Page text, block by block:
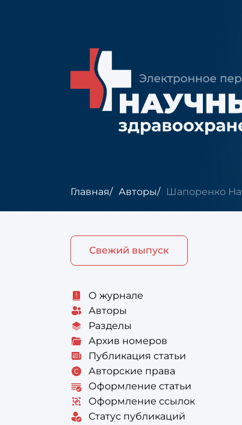
Главная Авторы Шапоренко
Свежий выпуск
О журнале
Авторы
Разделы
Архив номеров
Публикация статьи
Авторские права
Оформление статьи
Оформление ссылок
Статус публикаций